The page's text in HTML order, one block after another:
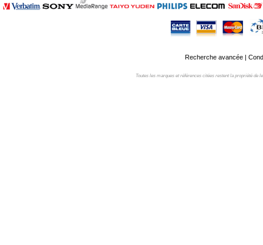
Recherche avancée|
Toutes les marques et références citées restent la propriété de